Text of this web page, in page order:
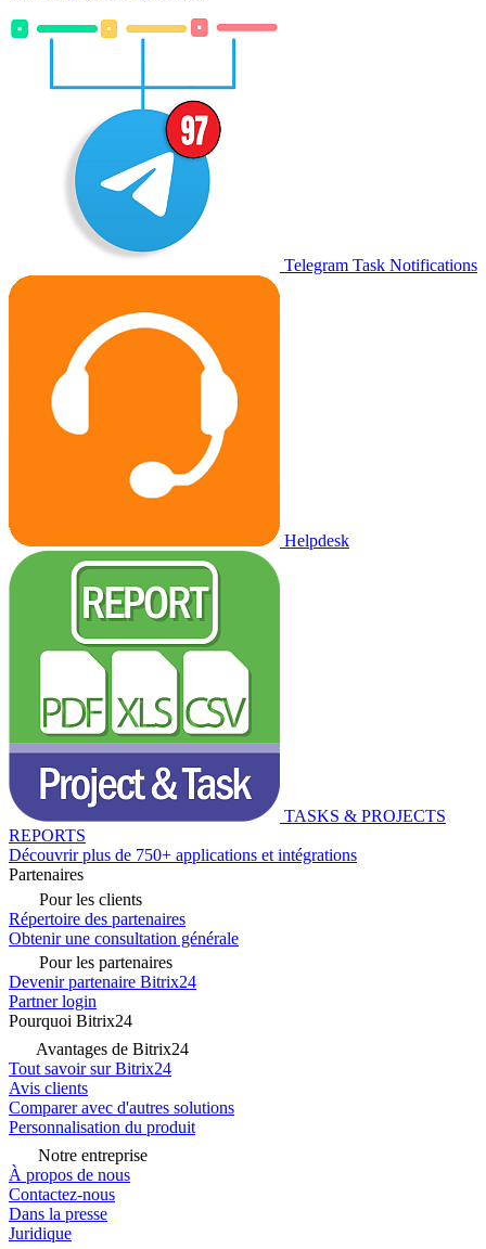
Telegram Task Notifications
Helpdesk
TASKS & PROJECTS
REPORTS
Découvrir plus de 750+ applications et intégrations
Partenaires
Pour les clients
Répertoire des partenaires
Obtenir une consultation générale
Pour les partenaires
Devenir partenaire Bitrix24
Partner login
Pourquoi Bitrix24
Avantages de Bitrix24
Tout savoir sur Bitrix24
Avis clients
Comparer avec d'autres solutions
Personnalisation du produit
Notre entreprise
À propos de nous
Contactez-nous
Dans la presse
Juridique